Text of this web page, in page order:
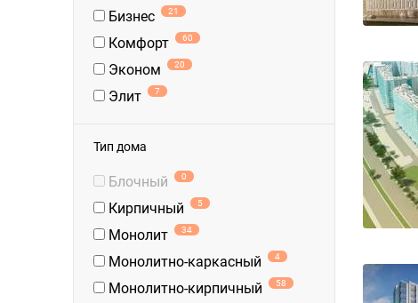
Бизнес 21
Комфорт 60
Эконом 20
Элит 7
Тип дома
Блочный 0
Кирпичный 5
Монолит 34
Монолитно-каркасный 4
Монолитно-кирпичный 58